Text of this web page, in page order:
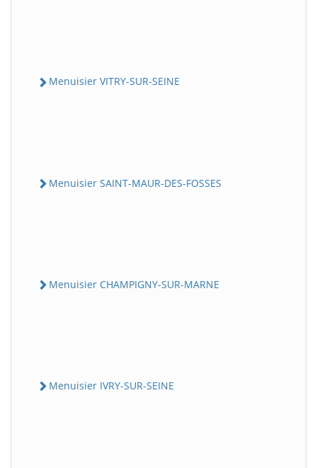
Menuisier VITRY-SUR-SEINE
Menuisier SAINT-MAUR-DES-FOSSES
Menuisier CHAMPIGNY-SUR-MARNE
Menuisier IVRY-SUR-SEINE